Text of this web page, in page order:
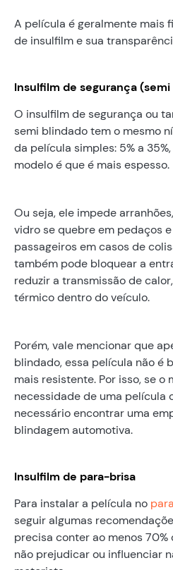
A película é geralmente mais
de insulfilm e sua
Insulfilm de segurança
O insulfilm de segurança ou
semi blindado tem o mesmo
da película simples: 5% a
modelo é que é mais espesso.
Ou seja, ele impede
vidro se quebre em pedaços
passageiros em casos de
também pode bloquear a
reduzir a transmissão de
térmico dentro do veículo.
Porém, vale mencionar que
blindado, essa película não é
mais resistente. Por isso, se o
necessidade de uma película
necessário encontrar uma
blindagem automotiva.
Insulfilm de para-brisa
Para instalar a película no
seguir algumas
precisa conter ao menos
não prejudicar ou influenciar